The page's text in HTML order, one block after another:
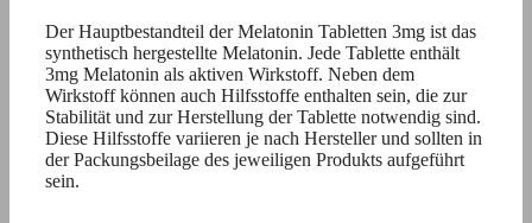
Der Hauptbestandteil der Melatonin Tabletten 3mg ist das
synthetisch hergestellte Melatonin. Jede Tablette enthält
3mg Melatonin als aktiven Wirkstoff. Neben dem
Wirkstoff können auch Hilfsstoffe enthalten sein, die zur
Stabilität und zur Herstellung der Tablette notwendig sind.
Diese Hilfsstoffe variieren je nach Hersteller und sollten in
der Packungsbeilage des jeweiligen Produkts aufgeführt
sein.